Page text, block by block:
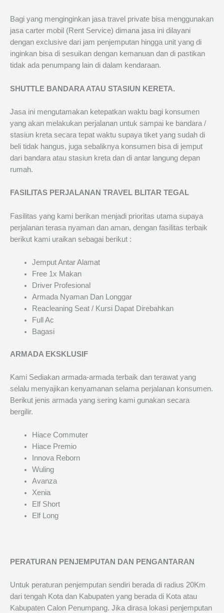
Bagi yang menginginkan jasa travel private bisa menggunakan
jasa carter mobil (Rent Service) dimana jasa ini dilayani
dengan exclusive dari jam penjemputan hingga unit yang di
inginkan bisa di sesuikan dengan kemanuan dan di pastikan
tidak ada penumpang lain di dalam kendaraan.
SHUTTLE BANDARA ATAU STASIUN KERETA.
Jasa ini mengutamakan ketepatkan waktu bagi konsumen
yang akan melakukan perjalanan untuk sampai ke bandara /
stasiun kreta secara tepat waktu supaya tiket yang sudah di
beli tidak hangus, juga sebaliknya konsumen bisa di jemput
dari bandara atau stasiun kreta dan di antar langung depan
rumah.
FASILITAS PERJALANAN TRAVEL BLITAR TEGAL
Fasilitas yang kami berikan menjadi prioritas utama supaya
perjalanan terasa nyaman dan aman, dengan fasilitas terbaik
berikut kami uraikan sebagai berikut :
Jemput Antar Alamat
Free 1x Makan
Driver Profesional
Armada Nyaman Dan Longgar
Reacleaning Seat / Kursi Dapat Direbahkan
Full Ac
Bagasi
ARMADA EKSKLUSIF
Kami Sediakan armada-armada terbaik dan terawat yang
selalu menyajikan kenyamanan selama perjalanan konsumen.
Berikut jenis armada yang sering kami gunakan secara
bergilir.
Hiace Commuter
Hiace Premio
Innova Reborn
Wuling
Avanza
Xenia
Elf Short
Elf Long
PERATURAN PENJEMPUTAN DAN PENGANTARAN
Untuk peraturan penjemputan sendiri berada di radius 20Km
dari tengah Kota dan Kabupaten yang berada di Kota atau
Kabupaten Calon Penumpang. Jika dirasa lokasi penjemputan